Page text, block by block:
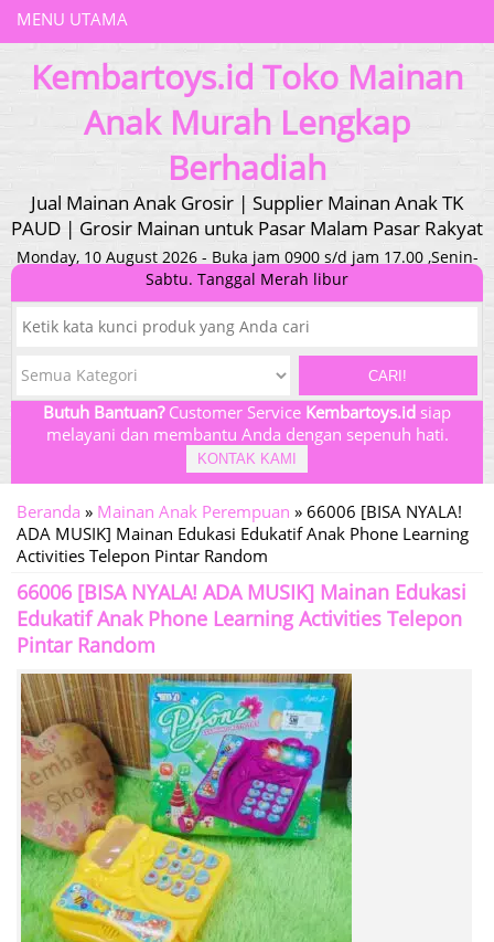
MENU UTAMA
Kembartoys.id Toko Mainan
Anak Murah Lengkap
Berhadiah
Jual Mainan Anak Grosir | Supplier Mainan Anak TK
PAUD | Grosir Mainan untuk Pasar Malam Pasar Rakyat
Monday, 10 August 2026 - Buka jam 0900 s/d jam 17.00 ,Senin-
Sabtu. Tanggal Merah libur
CARI!
Butuh Bantuan?Customer Service Kembartoys.id siap
melayani dan membantu Anda dengan sepenuh hati.
KONTAK KAMI
Beranda » Mainan Anak Perempuan » 66006 [BISA NYALA!
ADA MUSIK] Mainan Edukasi Edukatif Anak Phone Learning
Activities Telepon Pintar Random
66006 [BISA NYALA! ADA MUSIK] Mainan Edukasi
Edukatif Anak Phone Learning Activities Telepon
Pintar Random